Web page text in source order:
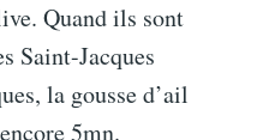
Quand ils sont
Saint-Jacques
la gousse d’ail
5mn.